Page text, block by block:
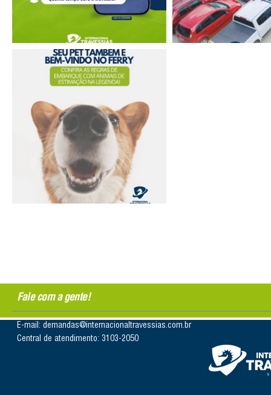
Fale com a gente!
E-mail: demandas@internacionaltravessias.com.br
Central de atendimento: 3103-2050